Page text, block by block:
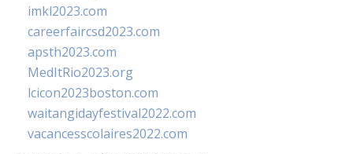
imkl2023.com
careerfaircsd2023.com
apsth2023.com
MedItRio2023.org
lcicon2023boston.com
waitangidayfestival2022.com
vacancesscolaires2022.com